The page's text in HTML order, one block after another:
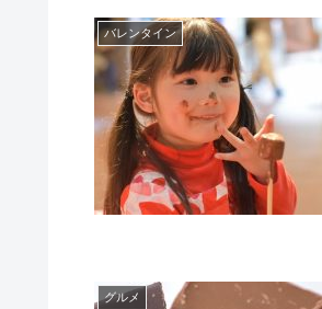
バレンタイン
グルメ